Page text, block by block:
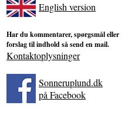
English version
Har du kommentarer, spørgsmål eller
forslag til indhold så send en mail.
Kontaktoplysninger
Sonneruplund.dk
på Facebook